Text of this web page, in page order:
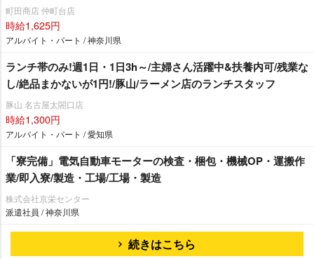
町田商店 仲町台店
時給1,625円
アルバイト・パート / 神奈川県
ランチ帯のみ!週1日・1日3h～/主婦さん活躍中&扶養内可/残業な
し/絶品まかないが1円!/豚山/ラーメン店のランチスタッフ
豚山 名古屋太閤口店
時給1,300円
アルバイト・パート / 愛知県
「寮完備」電気自動車モーターの検査・梱包・機械OP・運搬作
業/即入寮/製造・工場/工場・製造
株式会社京栄センター
派遣社員 / 神奈川県
続きはこちら